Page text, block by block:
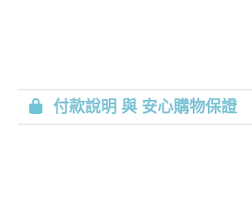
付款說明 與 安心購物保證